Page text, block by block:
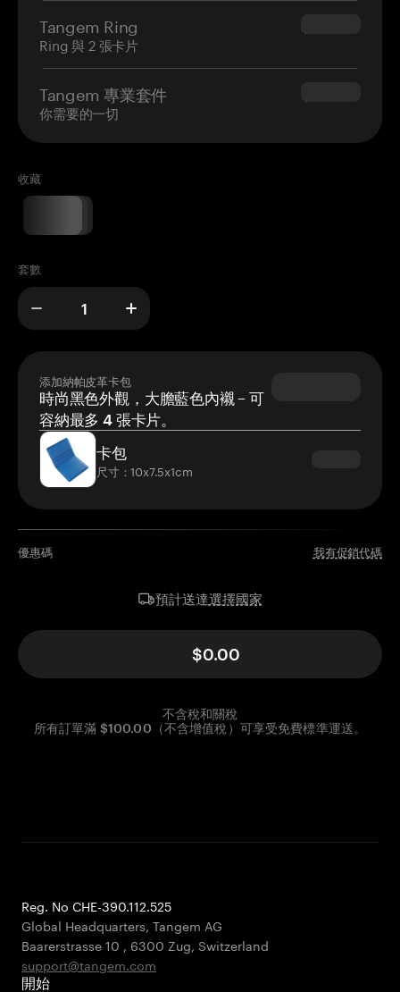
Tangem Ring
Ring 與 2 張卡片
$160.00
Tangem 專業套件
你需要的一切
$180.00
收藏
套數
添加納帕皮革卡包
時尚黑色外觀，大膽藍色內襯 – 可
容納最多 4 張卡片。
卡包
尺寸：10x7.5x1cm
優惠碼 我有促銷代碼
預計送達選擇國家
$0.00
不含稅和關稅
所有訂單滿 $100.00（不含增值稅）可享受免費標準運送。
Reg. No CHE-390.112.525
Global Headquarters, Tangem AG
Baarerstrasse 10 , 6300 Zug, Switzerland
support@tangem.com
開始